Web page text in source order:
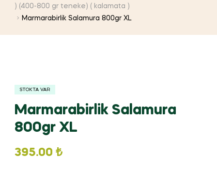
) (400-800 gr teneke) ( kalamata )
Marmarabirlik Salamura 800gr XL
STOKTA VAR
Marmarabirlik Salamura
800gr XL
395.00 ₺